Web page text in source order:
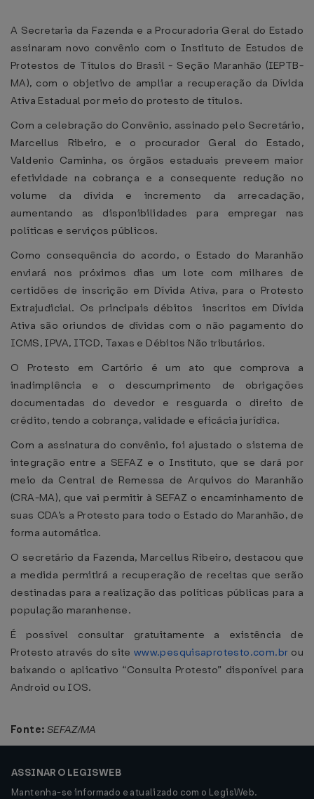
A Secretaria da Fazenda e a Procuradoria Geral do Estado
assinaram novo convênio com o Instituto de Estudos de
Protestos de Títulos do Brasil - Seção Maranhão (IEPTB-
MA), com o objetivo de ampliar a recuperação da Dívida
Ativa Estadual por meio do protesto de títulos.
Com a celebração do Convênio, assinado pelo Secretário,
Marcellus Ribeiro, e o procurador Geral do Estado,
Valdenio Caminha, os órgãos estaduais preveem maior
efetividade na cobrança e a consequente redução no
volume da dívida e incremento da arrecadação,
aumentando as disponibilidades para empregar nas
políticas e serviços públicos.
Como consequência do acordo, o Estado do Maranhão
enviará nos próximos dias um lote com milhares de
certidões de inscrição em Dívida Ativa, para o Protesto
Extrajudicial. Os principais débitos inscritos em Dívida
Ativa são oriundos de dívidas com o não pagamento do
ICMS, IPVA, ITCD, Taxas e Débitos Não tributários.
O Protesto em Cartório é um ato que comprova a
inadimplência e o descumprimento de obrigações
documentadas do devedor e resguarda o direito de
crédito, tendo a cobrança, validade e eficácia jurídica.
Com a assinatura do convênio, foi ajustado o sistema de
integração entre a SEFAZ e o Instituto, que se dará por
meio da Central de Remessa de Arquivos do Maranhão
(CRA-MA), que vai permitir à SEFAZ o encaminhamento de
suas CDA’s a Protesto para todo o Estado do Maranhão, de
forma automática.
O secretário da Fazenda, Marcellus Ribeiro, destacou que
a medida permitirá a recuperação de receitas que serão
destinadas para a realização das políticas públicas para a
população maranhense.
É possível consultar gratuitamente a existência de
Protesto através do site www.pesquisaprotesto.com.br ou
baixando o aplicativo “Consulta Protesto” disponível para
Android ou IOS.
Fonte: SEFAZ/MA
ASSINAR O LEGISWEB
Mantenha-se informado e atualizado com o LegisWeb.